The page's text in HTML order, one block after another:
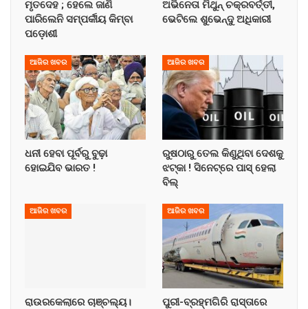
ମୃତଦେହ ; ହେଲେ ଜାଣି
ପାରିଲେନି ସମ୍ପର୍କୀୟ କିମ୍ବା
ପଡ଼ୋଶୀ
ଅଭିନେତା ମିଥୁନ୍ ଚକ୍ରବର୍ତ୍ତୀ,
ଭେଟିଲେ ଶୁଭେନ୍ଦୁ ଅଧିକାରୀ
ଆଜିର ଖବର
ଧନୀ ହେବା ପୂର୍ବରୁ ବୁଢ଼ା
ହୋଇଯିବ ଭାରତ !
ଆଜିର ଖବର
ରୁଷଠାରୁ ତେଲ କିଣୁଥିବା ଦେଶକୁ
ଝଟ୍‌କା ! ସିନେଟ୍‌ରେ ପାସ୍ ହେଲା
ବିଲ୍
ଆଜିର ଖବର
ରାଉରକେଲାରେ ଚାଞ୍ଚଲ୍ୟ।
ଆଜିର ଖବର
ପୁରୀ-ବ୍ରହ୍ମଗିରି ରାସ୍ତାରେ